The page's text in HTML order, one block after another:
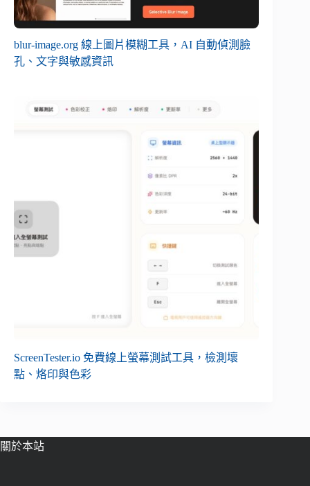
blur-image.org 線上圖片模糊工具，AI 自動偵測臉
孔、文字與敏感資訊
ScreenTester.io 免費線上螢幕測試工具，檢測壞
點、烙印與色彩
關於本站